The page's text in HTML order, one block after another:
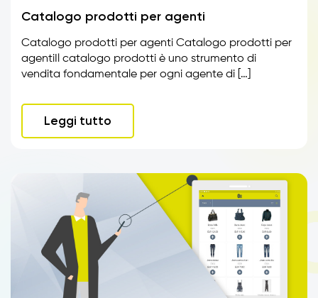
Catalogo prodotti per agenti
Catalogo prodotti per agenti Catalogo prodotti per
agentiIl catalogo prodotti è uno strumento di
vendita fondamentale per ogni agente di […]
Leggi tutto